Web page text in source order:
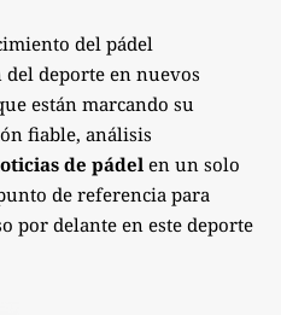
del pádel
deporte en nuevos
están marcando su
fiable, análisis
de pádel en un solo
de referencia para
por delante en este deporte